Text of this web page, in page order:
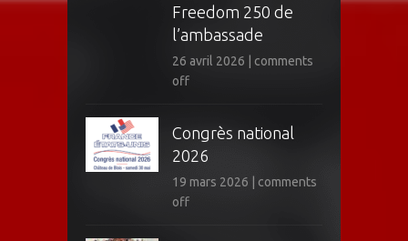
Freedom 250 de
l’ambassade
26 avril 2026
comments
off
Congrès national
2026
19 mars 2026
comments
off